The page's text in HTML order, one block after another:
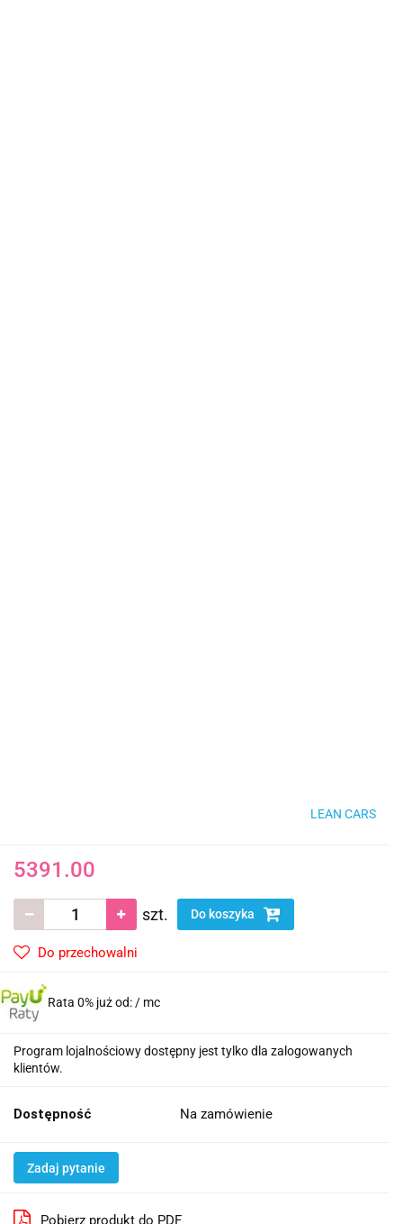
LEAN CARS
5391.00
szt. Do koszyka
Do przechowalni
Rata 0% już od:/ mc
Program lojalnościowy dostępny jest tylko dla zalogowanych
klientów.
Dostępność Na zamówienie
Zadaj pytanie
Pobierz produkt do PDF